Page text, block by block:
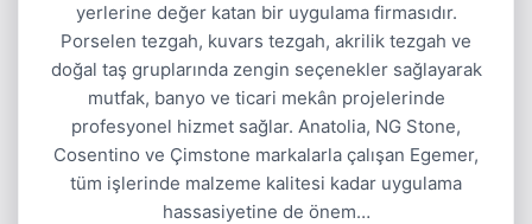
yerlerine değer katan bir uygulama firmasıdır.
Porselen tezgah, kuvars tezgah, akrilik tezgah ve
doğal taş gruplarında zengin seçenekler sağlayarak
mutfak, banyo ve ticari mekân projelerinde
profesyonel hizmet sağlar. Anatolia, NG Stone,
Cosentino ve Çimstone markalarla çalışan Egemer,
tüm işlerinde malzeme kalitesi kadar uygulama
hassasiyetine de önem…